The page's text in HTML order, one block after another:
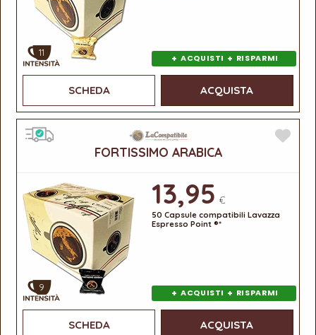
11 + ACQUISTI + RISPARMI
SCHEDA ACQUISTA
FORTISSIMO ARABICA
9
13,95 €
50 Capsule compatibili Lavazza
Espresso Point ®*
+ ACQUISTI + RISPARMI
SCHEDA ACQUISTA